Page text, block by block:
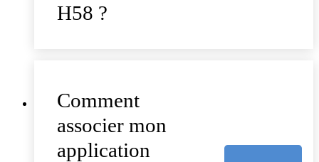
H58 ?
Comment
associer mon
application